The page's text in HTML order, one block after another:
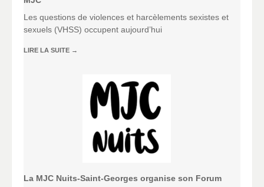
Les questions de violences et harcèlements sexistes et
sexuels (VHSS) occupent aujourd’hui
LIRE LA SUITE →
La MJC Nuits-Saint-Georges organise son Forum